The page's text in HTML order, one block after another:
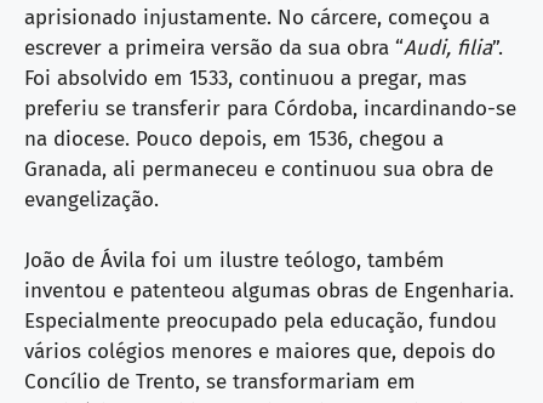
aprisionado injustamente. No cárcere, começou a
escrever a primeira versão da sua obra “Audi, filia”.
Foi absolvido em 1533, continuou a pregar, mas
preferiu se transferir para Córdoba, incardinando-se
na diocese. Pouco depois, em 1536, chegou a
Granada, ali permaneceu e continuou sua obra de
evangelização.
João de Ávila foi um ilustre teólogo, também
inventou e patenteou algumas obras de Engenharia.
Especialmente preocupado pela educação, fundou
vários colégios menores e maiores que, depois do
Concílio de Trento, se transformariam em